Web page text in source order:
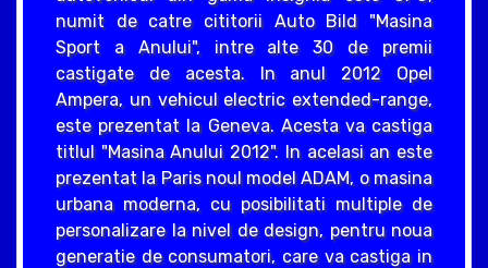
numit de catre cititorii Auto Bild "Masina
Sport a Anului", intre alte 30 de premii
castigate de acesta. In anul 2012 Opel
Ampera, un vehicul electric extended-range,
este prezentat la Geneva. Acesta va castiga
titlul "Masina Anului 2012". In acelasi an este
prezentat la Paris noul model ADAM, o masina
urbana moderna, cu posibilitati multiple de
personalizare la nivel de design, pentru noua
generatie de consumatori, care va castiga in